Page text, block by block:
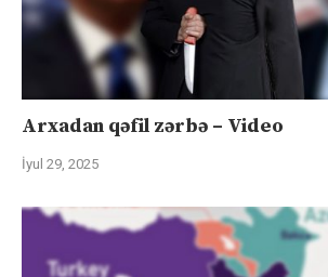
Arxadan qəfil zərbə – Video
İyul 29, 2025